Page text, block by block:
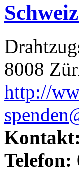
8008
http://
Kontakt:
Telefon: